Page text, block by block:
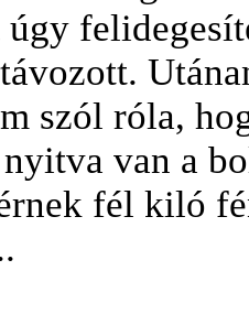
szól róla,
van a
fél kiló